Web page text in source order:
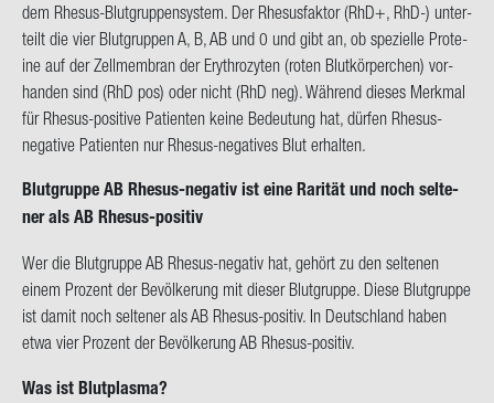
dem Rhesus-​Blutgruppensystem. Der Rhe­sus­fak­tor (RhD+, RhD-) un­ter­
teilt die vier Blut­grup­pen A, B, AB und 0 und gibt an, ob spe­zi­el­le Pro­te­
ine auf der Zell­mem­bran der Ery­thro­zy­ten (roten Blut­kör­per­chen) vor­
han­den sind (RhD pos) oder nicht (RhD neg). Wäh­rend die­ses Merk­mal
für Rhesus-​positive Pa­ti­en­ten keine Be­deu­tung hat, dür­fen Rhesus-​
negative Pa­ti­en­ten nur Rhesus-​negatives Blut er­hal­ten.
Blut­grup­pe AB Rhesus-​negativ ist eine Ra­ri­tät und noch sel­te­
ner als AB Rhesus-​positiv
Wer die Blut­grup­pe AB Rhesus-​negativ hat, ge­hört zu den sel­te­nen
einem Pro­zent der Be­völ­ke­rung mit die­ser Blut­grup­pe. Diese Blut­grup­pe
ist damit noch sel­te­ner als AB Rhesus-​positiv. In Deutsch­land haben
etwa vier Pro­zent der Be­völ­ke­rung AB Rhesus-​positiv.
Was ist Blut­plas­ma?